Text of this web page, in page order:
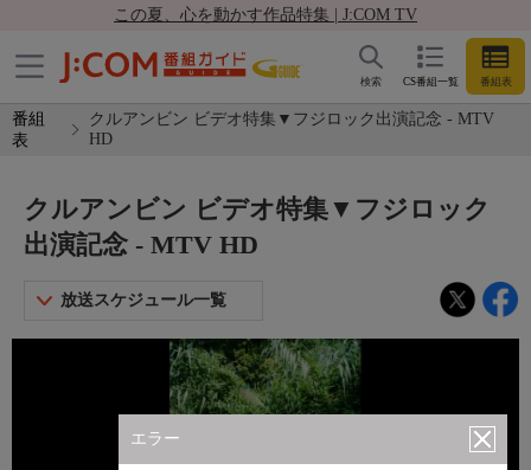
この夏、心を動かす作品特集 | J:COM TV
CS番組一覧 番組表
検索
番組
表
クルアンビン ビデオ特集▼フジロック出演記念 - MTV
HD
エラー
クルアンビン ビデオ特集▼フジロック
出演記念 - MTV HD
放送スケジュール一覧